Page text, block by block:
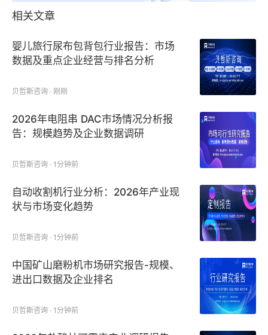
相关文章
婴儿旅行尿布包背包行业报告：市场
数据及重点企业经营与排名分析
贝哲斯咨询 · 刚刚
2026年电阻串 DAC市场情况分析报
告：规模趋势及企业数据调研
贝哲斯咨询 · 1分钟前
自动收割机行业分析：2026年产业现
状与市场变化趋势
贝哲斯咨询 · 1分钟前
中国矿山磨粉机市场研究报告-规模、
进出口数据及企业排名
贝哲斯咨询 · 1分钟前